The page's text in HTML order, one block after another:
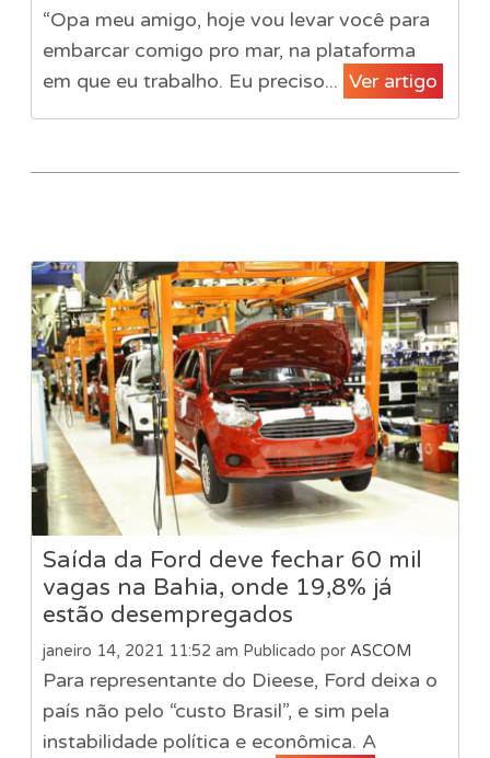
“Opa meu amigo, hoje vou levar você para
embarcar comigo pro mar, na plataforma
em que eu trabalho. Eu preciso... Ver artigo
Saída da Ford deve fechar 60 mil
vagas na Bahia, onde 19,8% já
estão desempregados
janeiro 14, 2021 11:52 am Publicado por ASCOM
Para representante do Dieese, Ford deixa o
país não pelo “custo Brasil”, e sim pela
instabilidade política e econômica. A